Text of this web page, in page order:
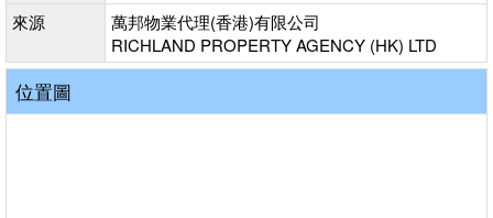
來源
萬邦物業代理(香港)有限公司
RICHLAND PROPERTY AGENCY (HK) LTD
位置圖